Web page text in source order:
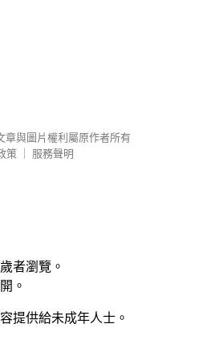
章與圖片權利屬原作者所有
策
服務聲明
者瀏覽。
。
提供給未成年人士。